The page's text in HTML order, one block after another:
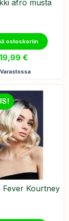
afro musta
ostoskoriin
19,99 €
Varastossa
Fever Kourtney